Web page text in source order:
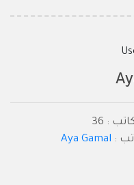
: 36
:
Aya Gamal